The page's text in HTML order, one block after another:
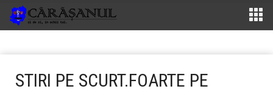
STIRI PE SCURT.FOARTE PE